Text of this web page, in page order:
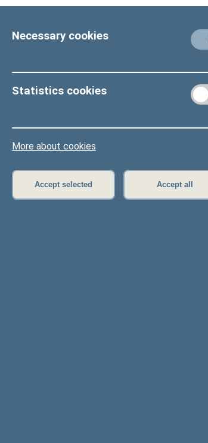
Necessary cookies
Statistics cookies
More about cookies
Accept selected Accept all
Seimas I
Sitting in progress Plenary
Home>Plenary sittings>
01/15/1998
Seimo
20 mln.
finansuoti
Bedarbių
Lietuvos